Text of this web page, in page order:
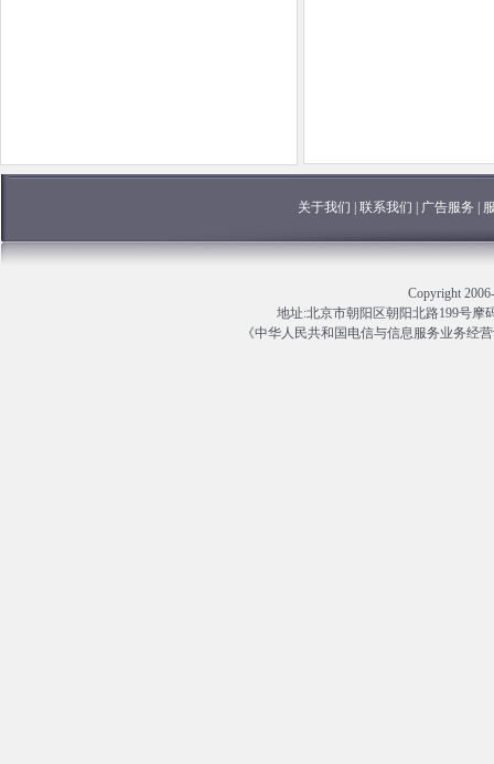
关于我们 联系我们 广告服务
Copyright
地址:北京市朝阳区朝阳北路199号摩
《中华人民共和国电信与信息服务业务经